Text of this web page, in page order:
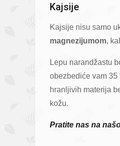
Kajsije
Kajsije nisu samo
magnezijumom,
Lepu narandžastu
obezbediće vam
hranljivih materija
kožu.
Pratite nas na